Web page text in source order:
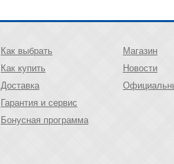
Как выбрать
Как купить
Доставка
Гарантия и сервис
Бонусная программа
Магазин
Новости